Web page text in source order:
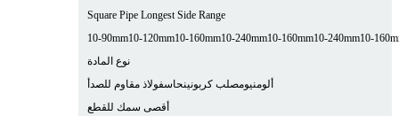
Square Pipe Longest Side Range
10-90mm10-120mm10-160mm10-240mm10-160mm10-240mm10-
نوع المادة
ألومنيومصلب كربونينحاسفولاذ مقاوم للصدأ
أقصى سمك للقطع